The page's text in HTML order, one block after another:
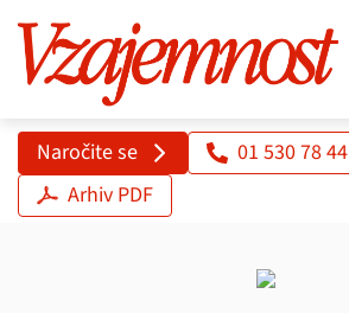
Naročite se
01 530 78 44
Arhiv PDF